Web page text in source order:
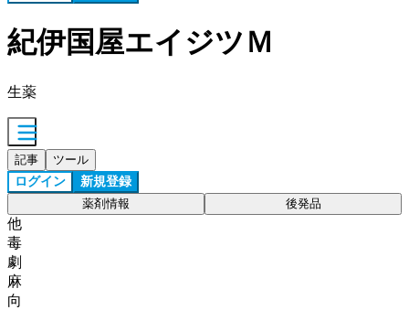
紀伊国屋エイジツＭ
生薬
記事 ツール
ログイン 新規登録
薬剤情報 後発品
他
毒
劇
麻
向